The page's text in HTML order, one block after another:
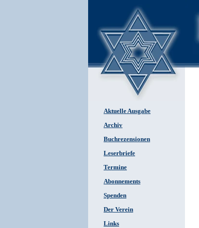
Aktuelle Ausgabe
Archiv
Buchrezensionen
Leserbriefe
Termine
Abonnements
Spenden
Der Verein
Links